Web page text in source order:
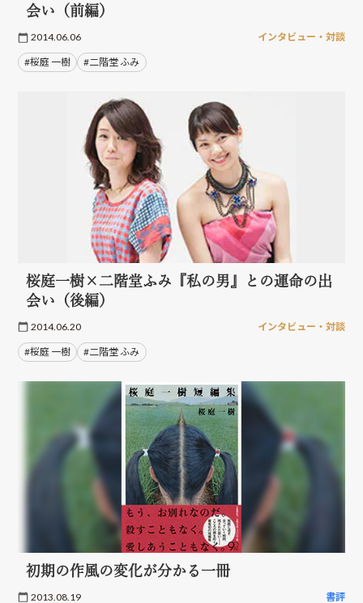
会い（前編）
2014.06.06 インタビュー・対談
#桜庭 一樹 #二階堂 ふみ
桜庭一樹×二階堂ふみ『私の男』との運命の出
会い（後編）
2014.06.20 インタビュー・対談
#桜庭 一樹 #二階堂 ふみ
初期の作風の変化が分かる一冊
2013.08.19 書評